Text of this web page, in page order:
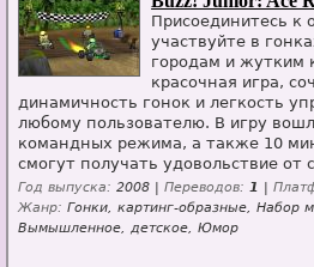
Присоединитесь к
участвуйте в
городам и жутким
красочная игра,
динамичность гонок и легкость
любому пользователю. В игру
командных режима, а также 10
смогут получать удовольствие от
Год выпуска: 2008 | Переводов: 1 |
Жанр: Гонки, картинг-образные, Набор
Вымышленное, детское, Юмор